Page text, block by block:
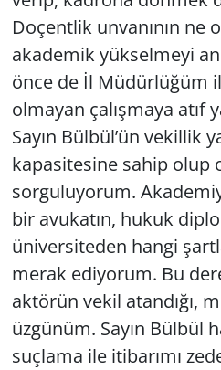
Doçentlik unvanının ne
akademik yükselmeyi
önce de İl Müdürlüğüm
olmayan çalışmaya atıf
Sayın Bülbül’ün vekillik
kapasitesine sahip olup
sorguluyorum.
bir avukatın, hukuk
üniversiteden hangi
merak ediyorum. Bu
aktörün vekil atandığı,
üzgünüm. Sayın Bülbül
suçlama ile itibarımı